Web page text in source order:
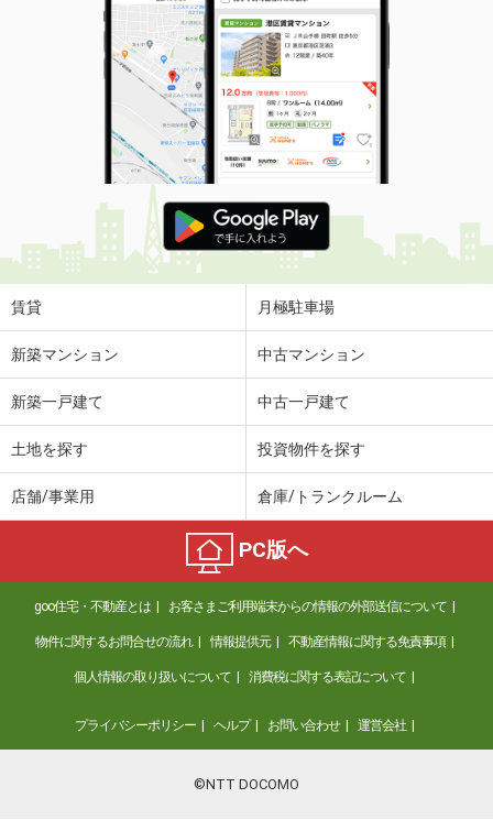
賃貸 月極駐車場
新築マンション 中古マンション
新築一戸建て 中古一戸建て
土地を探す 投資物件を探す
店舗/事業用 倉庫/トランクルーム
PC版へ
goo住宅・不動産とは お客さまご利用端末からの情報の外部送信について
物件に関するお問合せの流れ 情報提供元 不動産情報に関する免責事項
個人情報の取り扱いについて 消費税に関する表記について
プライバシーポリシー ヘルプ お問い合わせ 運営会社
©NTT DOCOMO